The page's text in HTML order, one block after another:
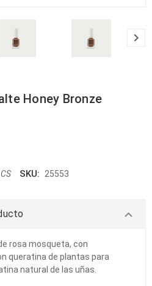
Honey Bronze
SKU: 25553
rosa mosqueta, con
queratina de plantas para
natural de las uñas.